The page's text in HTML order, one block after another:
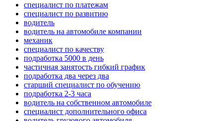
специалист по платежам
специалист по развитию
водитель
водитель на автомобиле компании
механик
специалист по качеству
подработка 5000 в день
частичная занятость гибкий график
подработка два через два
старший специалист по обучению
подработка 2-3 часа
водитель на собственном автомобиле
специалист дополнительного офиса